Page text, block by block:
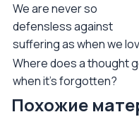
We are never so
defensless against
suffering as when we
Where does a thought
when it's forgotten?
Похожие